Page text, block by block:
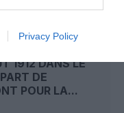
Privacy Policy
1912 DANS LE
DE
POUR LA...